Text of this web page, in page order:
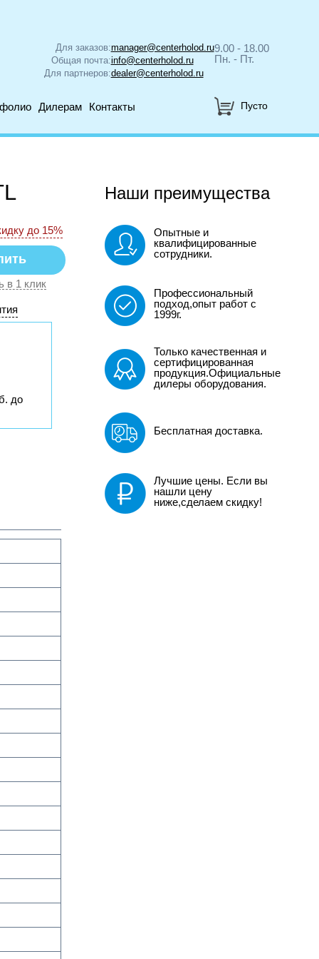
Для заказов:manager@centerholod.ru
Общая почта:info@centerholod.ru
Для партнеров:dealer@centerholod.ru
9.00 - 18.00
Пн. - Пт.
Дилерам Контакты Пусто
до 15%
в 1 клик
до
Наши преимущества
Опытные и
квалифицированные
сотрудники.
Профессиональный
подход,опыт работ с
1999г.
Только качественная и
сертифицированная
продукция.Официальные
дилеры оборудования.
Бесплатная доставка.
Лучшие цены. Если вы
нашли цену
ниже,сделаем скидку!